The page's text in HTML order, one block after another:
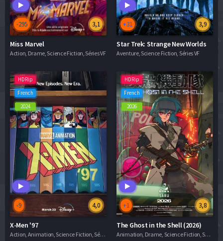
3,1
-295
Miss Marvel
Action, Drame, Science Fiction, Séries VF
3,9
+31
Star Trek: Strange New Worlds
Aventure, Science Fiction, Séries VF
HDRip
French
2024
4,0
-9
X-Men '97
Action, Animation, Science Fiction, Séries VF
HDRip
French
2026
3,8
+1
The Ghost in the Shell (2026)
Animation, Drame, Science Fiction, Séries VF